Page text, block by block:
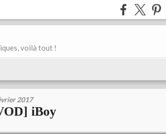
voilà tout !
2017
iBoy